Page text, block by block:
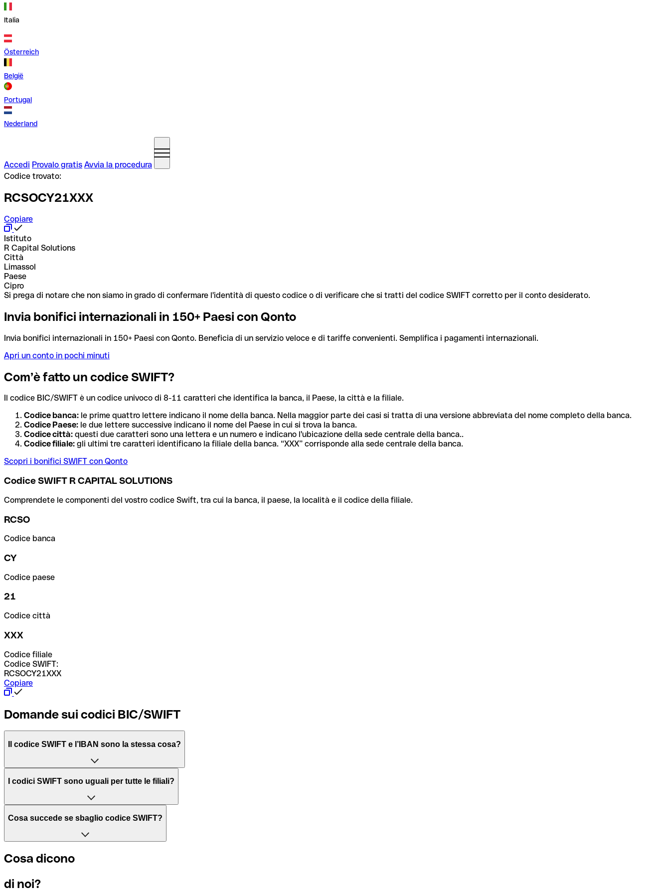
Italia
Österreich
België
Portugal
Nederland
Accedi Provalo gratis Avvia la procedura
Codice trovato:
RCSOCY21XXX
Copiare
Istituto
R Capital Solutions
Città
Limassol
Paese
Cipro
Si prega di notare che non siamo in grado di confermare l'identità di questo codice o di verificare che si tratti del codice SWIFT corretto per il conto desiderato.
Invia bonifici internazionali in 150+ Paesi con Qonto
Invia bonifici internazionali in 150+ Paesi con Qonto. Beneficia di un servizio veloce e di tariffe convenienti. Semplifica i pagamenti internazionali.
Apri un conto in pochi minuti
Com’è fatto un codice SWIFT?
Il codice BIC/SWIFT è un codice univoco di 8-11 caratteri che identifica la banca, il Paese, la città e la filiale.
Codice banca: le prime quattro lettere indicano il nome della banca. Nella maggior parte dei casi si tratta di una versione abbreviata del nome completo della banca.
Codice Paese: le due lettere successive indicano il nome del Paese in cui si trova la banca.
Codice città: questi due caratteri sono una lettera e un numero e indicano l'ubicazione della sede centrale della banca..
Codice filiale: gli ultimi tre caratteri identificano la filiale della banca. “XXX” corrisponde alla sede centrale della banca.
Scopri i bonifici SWIFT con Qonto
Codice SWIFT R CAPITAL SOLUTIONS
Comprendete le componenti del vostro codice Swift, tra cui la banca, il paese, la località e il codice della filiale.
RCSO
Codice banca
CY
Codice paese
21
Codice città
XXX
Codice filiale
Codice SWIFT:
RCSOCY21XXX
Copiare
Domande sui codici BIC/SWIFT
Il codice SWIFT e l’IBAN sono la stessa cosa?
L'acronimo SWIFT sta per “Society for Worldwide Interbank Financial Telecommunication”, una rete globale per l’elaborazione dei pagamenti tra diversi Paesi.
Il BIC, invece, sta per “Bank Identifier Code” ed è una sequenza di caratteri necessaria per indirizzare un bonifico internazionale.
I codici SWIFT sono uguali per tutte le filiali?
Dipende dalle banche. In alcuni casi le banche utilizzano lo stesso codice SWIFT per filiali diverse. In altri casi, le banche preferiscono avere un codice SWIFT dedicato per ogni
Per sapere a quale filiale fa riferimento un codice SWIFT, è necessario controllare le ultime cifre. Se il codice termina con XXX, significa che è il codice SWIFT della sede centrale.
Cosa succede se sbaglio codice SWIFT?
Se per caso invii un pagamento a un codice SWIFT esistente ma sbagliato, la banca ricevente deve segnalare che non gestisce il conto del destinatario e stornare il pagamento.
Se ti accorgi di aver usato un codice SWIFT sbagliato, contatta immediatamente la tua banca e chiedi di annullare la transazione.
Cosa dicono
di noi?